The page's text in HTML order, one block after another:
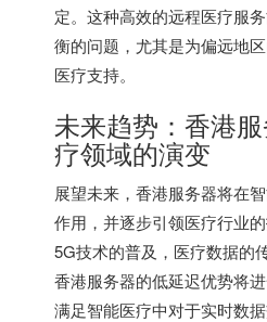
定。这种高效的远程医疗服
衡的问题，尤其是为偏远地
医疗支持。
未来趋势：香港
疗领域的演变
展望未来，香港服务器将在
作用，并逐步引领医疗行业
5G技术的普及，医疗数据的
香港服务器的低延迟优势将
满足智能医疗中对于实时数